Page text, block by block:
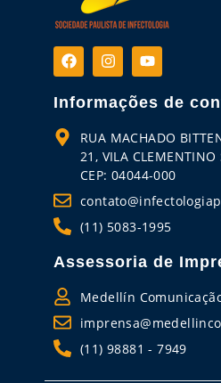
Informações de
RUA MACHADO
21, VILA CLEMENTINO
CEP: 04044-000
(11) 5083-1995
Assessoria de
Medellín
(11) 98881 - 7949